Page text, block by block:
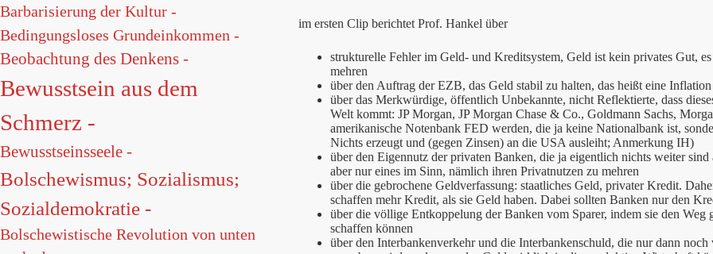
im ersten Clip berichtet Prof. Hankel über
strukturelle Fehler im Geld- und Kreditsystem, Geld ist kein privates Gut,
mehren
über den Auftrag der EZB, das Geld stabil zu halten, das heißt eine
über das Merkwürdige, öffentlich Unbekannte, nicht Reflektierte, dass
Welt kommt: JP Morgan, JP Morgan Chase & Co., Goldmann Sachs,
amerikanische Notenbank FED werden, die ja keine Nationalbank ist,
Nichts erzeugt und (gegen Zinsen) an die USA ausleiht; Anmerkung IH)
über den Eigennutz der privaten Banken, die ja eigentlich nichts weiter
aber nur eines im Sinn, nämlich ihren Privatnutzen zu mehren
über die gebrochene Geldverfassung: staatliches Geld, privater Kredit.
schaffen mehr Kredit, als sie Geld haben. Dabei sollten Banken nur den
über die völlige Entkoppelung der Banken vom Sparer, indem sie den Weg
schaffen können
über den Interbankenverkehr und die Interbankenschuld, die nur dann
Barbarisierung der Kultur -
Bedingungsloses Grundeinkommen -
Beobachtung des Denkens -
Bewusstsein aus dem
Schmerz -
Bewusstseinsseele -
Bolschewismus; Sozialismus;
Sozialdemokratie -
Bolschewistische Revolution von unten